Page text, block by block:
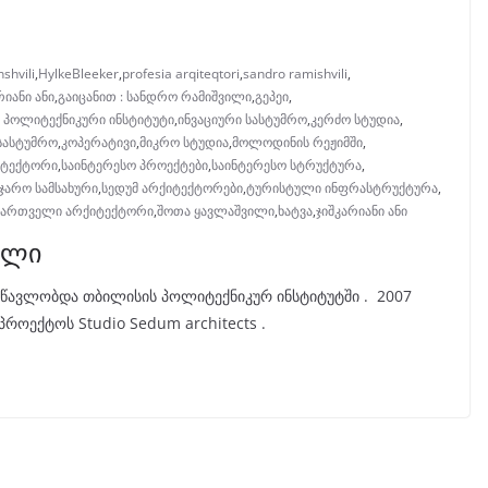
,HylkeBleeker,profesia arqiteqtori,sandro ramishvili,
ანი,გაიცანით : სანდრო რამიშვილი,გეპეი,
ინსტიტუტი,ინვაციური სასტუმრო,კერძო სტუდია,
,კოპერატივი,მიკრო სტუდია,მოლოდინის რეჟიმში,
,საინტერესო პროექტები,საინტერესო სტრუქტურა,
სამსახური,სედუმ არქიტექტორები,ტურისტული ინფრასტრუქტურა,
არქიტექტორი,შოთა ყავლაშვილი,ხატვა,ჯიშკარიანი ანი
თბილისის პოლიტექნიკურ ინსტიტუტში . 2007
Studio Sedum architects .